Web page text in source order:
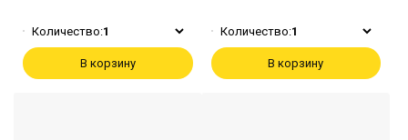
Количество:1
В корзину
Количество:1
В корзину